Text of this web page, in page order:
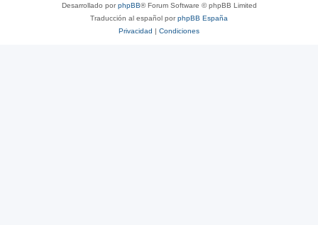
Desarrollado porphpBB® Forum Software © phpBB Limited
Traducción al español porphpBB España
Privacidad | Condiciones